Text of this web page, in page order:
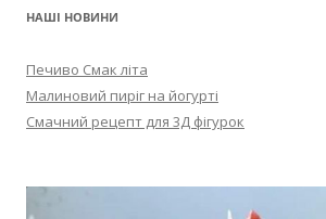
НАШІ НОВИНИ
Печиво Смак літа
Малиновий пиріг на йогурті
Смачний рецепт для 3Д фігурок